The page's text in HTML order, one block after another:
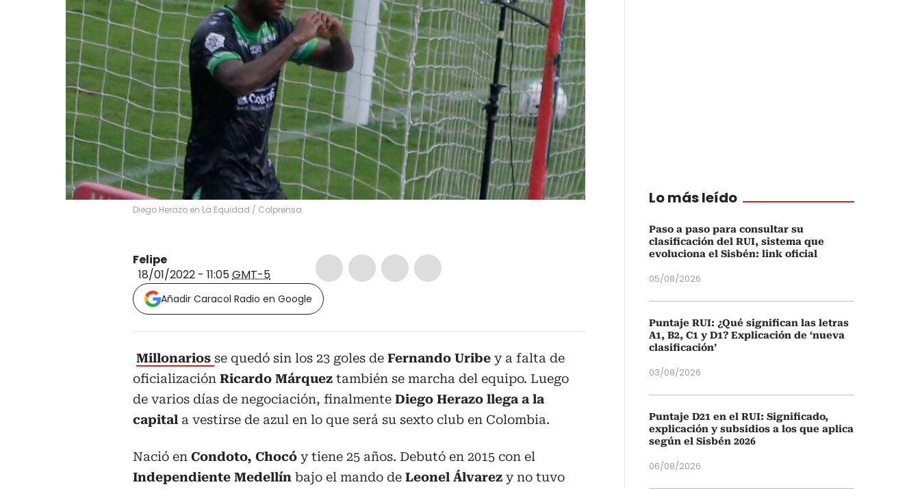
Diego Herazo en La Equidad / Colprensa
Felipe
18/01/2022 - 11:05GMT-5
Añadir Caracol Radio en Google
Millonarios se quedó sin los 23 goles de Fernando Uribe y a falta de
oficialización Ricardo Márquez también se marcha del equipo. Luego
de varios días de negociación, finalmente Diego Herazo llega a la
capital a vestirse de azul en lo que será su sexto club en Colombia.
Nació en Condoto, Chocó y tiene 25 años. Debutó en 2015 con el
Independiente Medellín bajo el mando de Leonel Álvarez y no tuvo
Lo más leído
Paso a paso para consultar su
clasificación del RUI, sistema que
evoluciona el Sisbén: link oficial
05/08/2026
Puntaje RUI: ¿Qué significan las letras
A1, B2, C1 y D1? Explicación de ‘nueva
clasificación’
03/08/2026
Puntaje D21 en el RUI: Significado,
explicación y subsidios a los que aplica
según el Sisbén 2026
06/08/2026